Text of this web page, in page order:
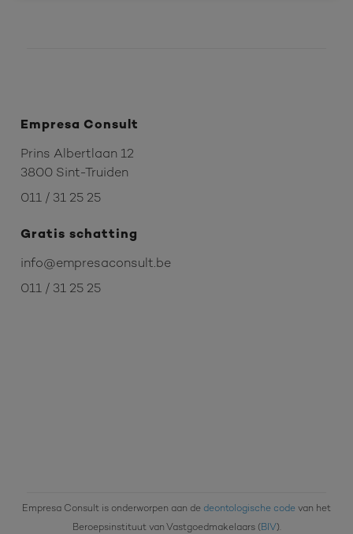
Empresa Consult
Prins Albertlaan 12
3800 Sint-Truiden
011 / 31 25 25
Gratis schatting
info@empresaconsult.be
011 / 31 25 25
Empresa Consult is onderworpen aan de deontologische code van het
Beroepsinstituut van Vastgoedmakelaars (BIV).